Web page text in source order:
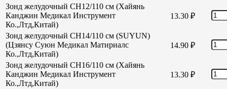
Зонд желудочный CH12/110 см (Хайянь
Канджин Медикал Инструмент
Ко.,Лтд,Китай)
13.30 ₽
Зонд желудочный CH14/110 см (SUYUN)
(Цзянсу Суюн Медикал Матириалс
Ко.,Лтд,Китай)
14.90 ₽
Зонд желудочный CH16/110 см (Хайянь
Канджин Медикал Инструмент
Ко.,Лтд,Китай)
13.30 ₽